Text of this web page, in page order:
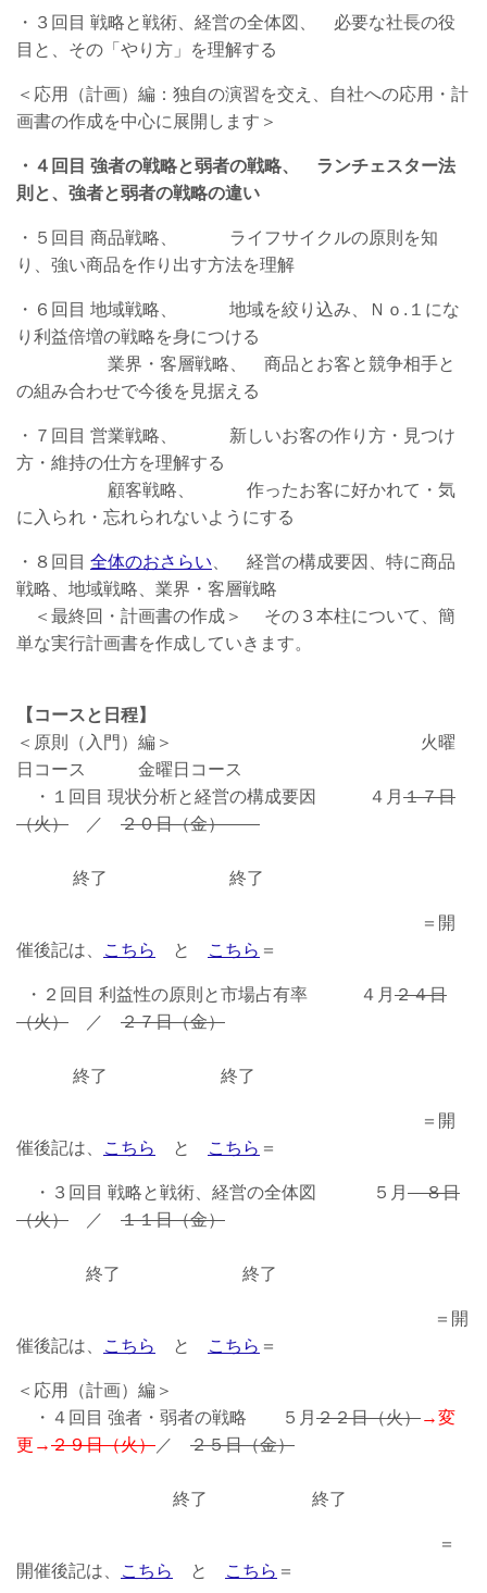
・３回目 戦略と戦術、経営の全体図、 必要な社長の役
目と、その「やり方」を理解する
＜応用（計画）編：独自の演習を交え、自社への応用・計
画書の作成を中心に展開します＞
・４回目 強者の戦略と弱者の戦略、 ランチェスター法
則と、強者と弱者の戦略の違い
・５回目 商品戦略、 ライフサイクルの原則を知
り、強い商品を作り出す方法を理解
・６回目 地域戦略、 地域を絞り込み、Ｎｏ.１にな
り利益倍増の戦略を身につける
業界・客層戦略、 商品とお客と競争相手と
の組み合わせで今後を見据える
・７回目 営業戦略、 新しいお客の作り方・見つけ
方・維持の仕方を理解する
顧客戦略、 作ったお客に好かれて・気
に入られ・忘れられないようにする
・８回目 全体のおさらい、 経営の構成要因、特に商品
戦略、地域戦略、業界・客層戦略
＜最終回・計画書の作成＞ その３本柱について、簡
単な実行計画書を作成していきます。
【コースと日程】
＜原則（入門）編＞ 火曜
日コース 金曜日コース
・１回目 現状分析と経営の構成要因 ４月 １７日
（火） ／ ２０日（金）
終了 終了
＝開
催後記は、
こちら と こちら ＝
・２回目 利益性の原則と市場占有率 ４月 ２４日
（火） ／ ２７日（金）
終了 終了
＝開
催後記は、
こちら と こちら ＝
・３回目 戦略と戦術、経営の全体図 ５月 ８日
（火） ／ １１日（金）
終了 終了
＝開
催後記は、
こちら と こちら ＝
＜応用（計画）編＞
・４回目 強者・弱者の戦略 ５月 ２２日（火）→変
更→２９日（火）／ ２５日（金）
終了 終了
＝
開催後記は、
こちら と こちら ＝